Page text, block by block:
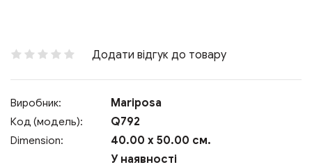
Додати відгук до товару
Виробник: Mariposa
Код (модель): Q792
Dimension:
40.00 x 50.00 см.
У наявності